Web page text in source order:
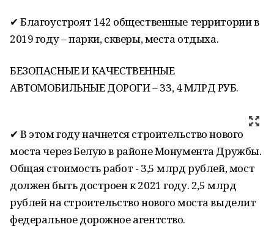
✔ Благоустроят 142 общественные территории в
2019 году – парки, скверы, места отдыха.
БЕЗОПАСНЫЕ И КАЧЕСТВЕННЫЕ
АВТОМОБИЛЬНЫЕ ДОРОГИ – 33, 4 МЛРД РУБ.
✔ В этом году начнется строительство нового
моста через Белую в районе Монумента Дружбы.
Общая стоимость работ - 3,5 млрд рублей, мост
должен быть достроен к 2021 году. 2,5 млрд
рублей на строительство нового моста выделит
федеральное дорожное агентство.